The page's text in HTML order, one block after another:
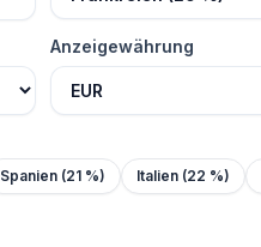
Anzeigewährung
Spanien (21 %) Italien (22 %)